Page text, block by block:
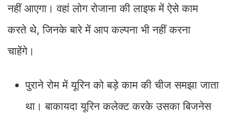
नहीं आएगा। वहां लोग रोजाना की लाइफ में ऐसे काम
करते थे, जिनके बारे में आप कल्पना भी नहीं करना
चाहेंगे।
पुराने रोम में यूरिन को बड़े काम की चीज समझा जाता
था। बाकायदा यूरिन कलेक्ट करके उसका बिजनेस